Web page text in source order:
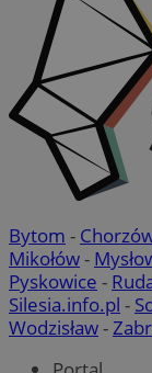
Bytom -
Mikołów-
Pyskowice -
Silesia.info.pl -
Wodzisław-